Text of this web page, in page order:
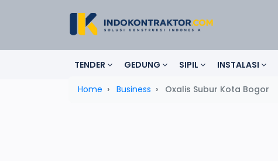
TENDER GEDUNG SIPIL INSTALASI
Home Business Oxalis Subur Kota Bogor